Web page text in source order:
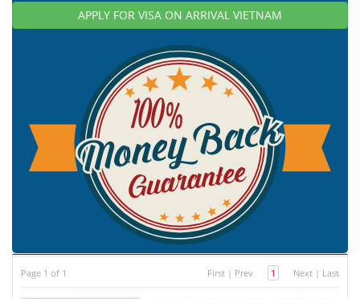
APPLY FOR VISA ON ARRIVAL VIETNAM
Page 1 of 1 First | Prev 1 Next | Last